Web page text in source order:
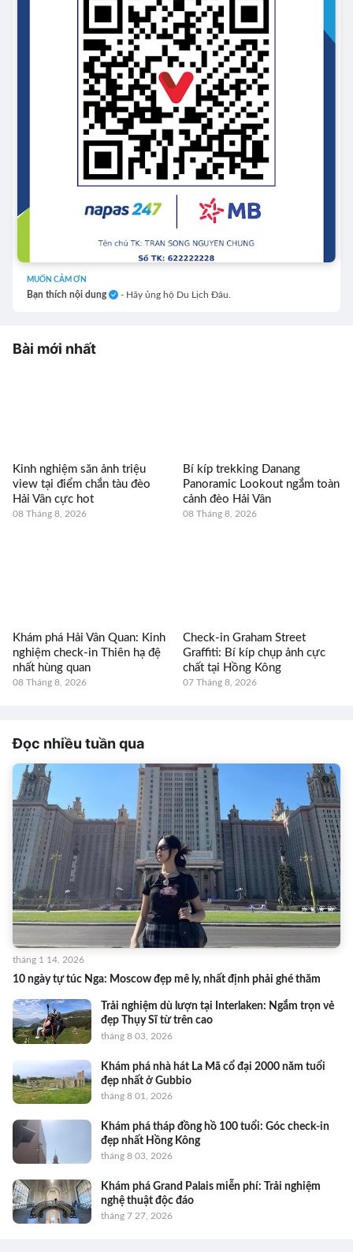
MUỐN CẢM ƠN
Bạn thích nội dung - Hãy ủng hộ Du Lịch Đâu.
Bài mới nhất
Kinh nghiệm săn ảnh triệu
view tại điểm chắn tàu đèo
Hải Vân cực hot
08 Tháng 8, 2026
Bí kíp trekking Danang
Panoramic Lookout ngắm toàn
cảnh đèo Hải Vân
08 Tháng 8, 2026
Khám phá Hải Vân Quan: Kinh
nghiệm check-in Thiên hạ đệ
nhất hùng quan
08 Tháng 8, 2026
Check-in Graham Street
Graffiti: Bí kíp chụp ảnh cực
chất tại Hồng Kông
07 Tháng 8, 2026
Đọc nhiều tuần qua
10 ngày tự túc Nga: Moscow đẹp mê ly, nhất định phải ghé thăm
tháng 1 14, 2026
Trải nghiệm dù lượn tại Interlaken: Ngắm trọn vẻ
đẹp Thụy Sĩ từ trên cao
tháng 8 03, 2026
Khám phá nhà hát La Mã cổ đại 2000 năm tuổi
đẹp nhất ở Gubbio
tháng 8 01, 2026
Khám phá tháp đồng hồ 100 tuổi: Góc check-in
đẹp nhất Hồng Kông
tháng 8 03, 2026
Khám phá Grand Palais miễn phí: Trải nghiệm
nghệ thuật độc đáo
tháng 7 27, 2026